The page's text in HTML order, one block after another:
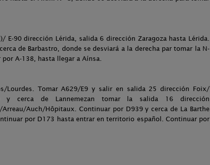
E-90 dirección Lérida, salida 6 dirección Zaragoza hasta Lérida.
de Barbastro, donde se desviará a la derecha par tomar la N-
por A-138, hasta llegar a Aínsa.
Lourdes. Tomar A629/E9 y salir en salida 25 dirección Foix/
y cerca de Lannemezan tomar la salida 16 dirección
Auch/Hôpitaux. Continuar por D939 y cerca de La Barthe
por D173 hasta entrar en territorio español. Continuar por